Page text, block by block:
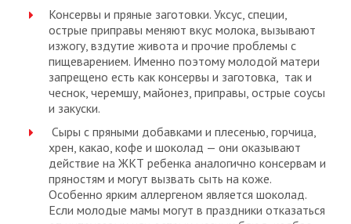
Консервы и пряные заготовки. Уксус, специи,
острые приправы меняют вкус молока, вызывают
изжогу, вздутие живота и прочие проблемы с
пищеварением. Именно поэтому молодой матери
запрещено есть как консервы и заготовка, так и
чеснок, черемшу, майонез, приправы, острые соусы
и закуски.
Сыры с пряными добавками и плесенью, горчица,
хрен, какао, кофе и шоколад — они оказывают
действие на ЖКТ ребенка аналогично консервам и
пряностям и могут вызвать сыть на коже.
Особенно ярким аллергеном является шоколад.
Если молодые мамы могут в праздники отказаться